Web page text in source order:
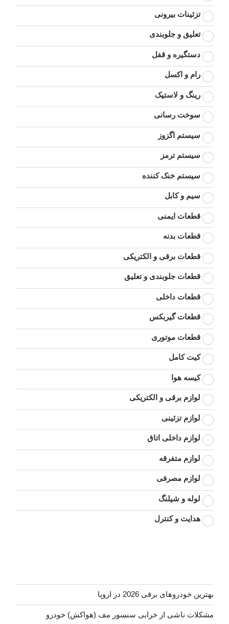
تزئینات بیرونی
تعلیق و جلوبندی
دستگیره و قفل
رام و اکسل
رینگ و لاستیک
سوخت رسانی
سیستم اگزوز
سیستم ترمز
سیستم خنک کننده
سیم و کابل
قطعات ایمنی
قطعات بدنه
قطعات برقی و الکتریکی
قطعات جلوبندی و تعلیق
قطعات داخلی
قطعات گیربکس
قطعات موتوری
کیت کامل
کیسه هوا
لوازم برقی و الکتریکی
لوازم تزئینی
لوازم داخلی اتاق
لوازم متفرقه
لوازم مصرفی
لوله و شیلنگ
هدایت و کنترل
بهترین خودروهای برقی 2026 در اروپا
مشکلات ناشی از خرابی سنسور مف (هواکش) خودرو